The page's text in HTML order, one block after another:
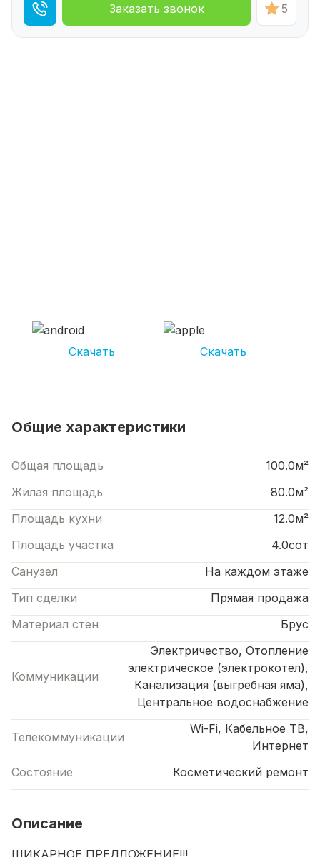
Заказать звонок 5
Скачать Скачать
Общие характеристики
Общая площадь
100.0м²
Жилая площадь
80.0м²
Площадь кухни
12.0м²
Площадь участка
4.0сот
Санузел
На каждом этаже
Тип сделки
Прямая продажа
Материал стен
Брус
Коммуникации
Электричество, Отопление
электрическое (электрокотел),
Канализация (выгребная яма),
Центральное водоснабжение
Телекоммуникации
Wi-Fi, Кабельное ТВ,
Интернет
Состояние
Косметический ремонт
Описание
ШИКАРНОЕ ПРЕДЛОЖЕНИЕ!!!